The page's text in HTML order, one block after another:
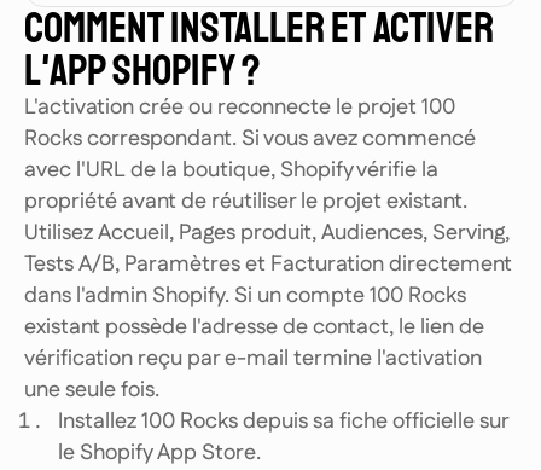
COMMENT INSTALLER ET ACTIVER
L'APP SHOPIFY ?
L'activation crée ou reconnecte le projet 100
Rocks correspondant. Si vous avez commencé
avec l'URL de la boutique, Shopify vérifie la
propriété avant de réutiliser le projet existant.
Utilisez Accueil, Pages produit, Audiences, Serving,
Tests A/B, Paramètres et Facturation directement
dans l'admin Shopify. Si un compte 100 Rocks
existant possède l'adresse de contact, le lien de
vérification reçu par e-mail termine l'activation
une seule fois.
Installez 100 Rocks depuis sa fiche officielle sur
le Shopify App Store.